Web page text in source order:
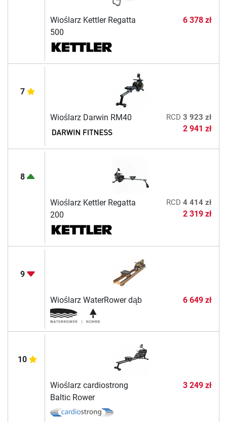
Wioślarz Kettler Regatta
500
6 378 zł
7
Wioślarz Darwin RM40 RCD 3 923 zł
2 941 zł
8
Wioślarz Kettler Regatta
200
RCD 4 414 zł
2 319 zł
9
Wioślarz WaterRower dąb 6 649 zł
10
Wioślarz cardiostrong
Baltic Rower
3 249 zł